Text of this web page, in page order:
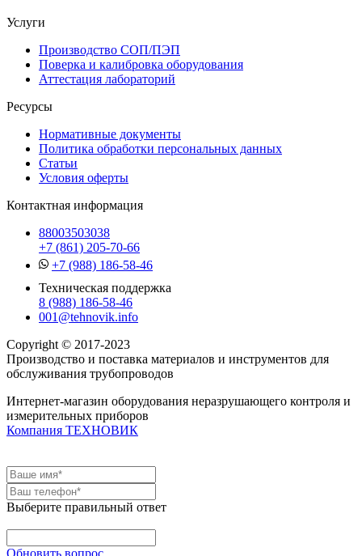
Услуги
Производство СОП/ПЭП
Поверка и калибровка оборудования
Аттестация лабораторий
Ресурсы
Нормативные документы
Политика обработки персональных данных
Статьи
Условия оферты
Контактная информация
88003503038
+7 (861) 205-70-66
+7 (988) 186-58-46
Техническая поддержка
8 (988) 186-58-46
001@tehnovik.info
Copyright © 2017-2023
Производство и поставка материалов и инструментов для
обслуживания трубопроводов
Интернет-магазин оборудования неразрушающего контроля и
измерительных приборов
Компания ТЕХНОВИК
Выберите правильный ответ
Обновить вопрос